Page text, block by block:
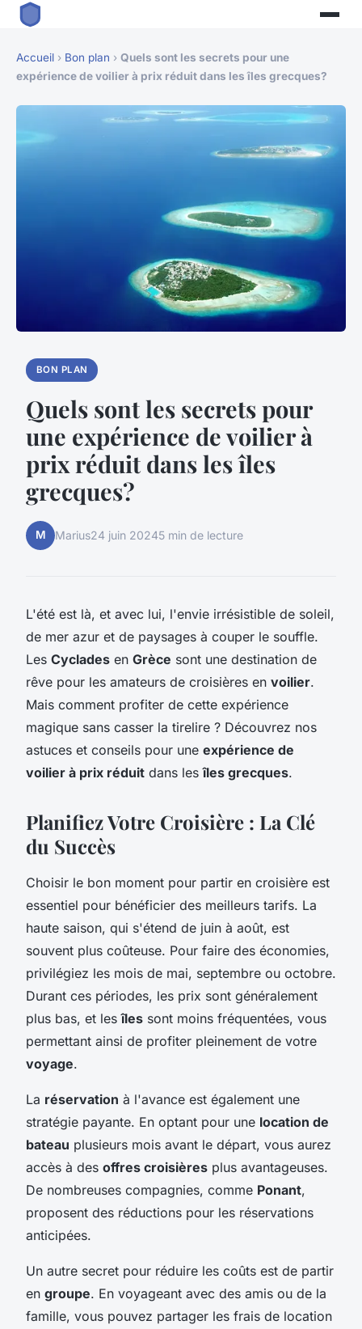
Accueil › Bon plan › Quels sont les secrets pour une
expérience de voilier à prix réduit dans les îles grecques?
BON PLAN
Quels sont les secrets pour
une expérience de voilier à
prix réduit dans les îles
grecques?
M Marius24 juin 20245 min de lecture
L'été est là, et avec lui, l'envie irrésistible de soleil,
de mer azur et de paysages à couper le souffle.
Les Cyclades en Grèce sont une destination de
rêve pour les amateurs de croisières en voilier.
Mais comment profiter de cette expérience
magique sans casser la tirelire ? Découvrez nos
astuces et conseils pour une expérience de
voilier à prix réduit dans lesîles grecques.
Planifiez Votre Croisière : La Clé
du Succès
Choisir le bon moment pour partir en croisière est
essentiel pour bénéficier des meilleurs tarifs. La
haute saison, qui s'étend de juin à août, est
souvent plus coûteuse. Pour faire des économies,
privilégiez les mois de mai, septembre ou octobre.
Durant ces périodes, les prix sont généralement
plus bas, et lesîles sont moins fréquentées, vous
permettant ainsi de profiter pleinement de votre
voyage.
La réservation à l'avance est également une
stratégie payante. En optant pour une location de
bateau plusieurs mois avant le départ, vous aurez
accès à des offres croisières plus avantageuses.
De nombreuses compagnies, comme Ponant,
proposent des réductions pour les réservations
anticipées.
Un autre secret pour réduire les coûts est de partir
en groupe. En voyageant avec des amis ou de la
famille, vous pouvez partager les frais de location